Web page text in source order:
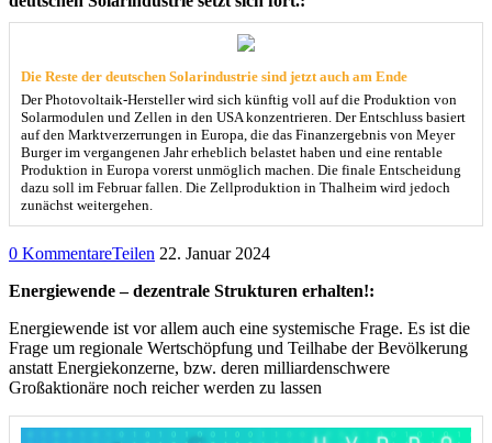
Die Reste der deutschen Solarindustrie sind jetzt auch am Ende
Der Photovoltaik-Hersteller wird sich künftig voll auf die Produktion von
Solarmodulen und Zellen in den USA konzentrieren. Der Entschluss basiert
auf den Marktverzerrungen in Europa, die das Finanzergebnis von Meyer
Burger im vergangenen Jahr erheblich belastet haben und eine rentable
Produktion in Europa vorerst unmöglich machen. Die finale Entscheidung
dazu soll im Februar fallen. Die Zellproduktion in Thalheim wird jedoch
zunächst weitergehen.
0 KommentareTeilen 22. Januar 2024
Energiewende – dezentrale Strukturen erhalten!:
Energiewende ist vor allem auch eine systemische Frage. Es ist die
Frage um regionale Wertschöpfung und Teilhabe der Bevölkerung
anstatt Energiekonzerne, bzw. deren milliardenschwere
Großaktionäre noch reicher werden zu lassen